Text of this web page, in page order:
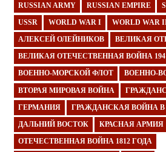
RUSSIAN ARMY RUSSIAN EMPIRE
USSR WORLD WAR I WORLD WAR
АЛЕКСЕЙ ОЛЕЙНИКОВ ВЕЛИКАЯ
ВЕЛИКАЯ ОТЕЧЕСТВЕННАЯ ВОЙНА
ВОЕННО-МОРСКОЙ ФЛОТ ВОЕННО-
ВТОРАЯ МИРОВАЯ ВОЙНА
ГЕРМАНИЯ ГРАЖДАНСКАЯ ВОЙНА
ДАЛЬНИЙ ВОСТОК КРАСНАЯ АРМИЯ
ОТЕЧЕСТВЕННАЯ ВОЙНА 1812 ГОДА